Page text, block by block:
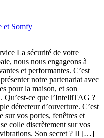
et Somfy
La sécurité de votre
nous nous engageons à
et performantes. C’est
notre partenariat avec
pour la maison, et son
ce que l’IntelliTAG ?
détecteur d’ouverture. C’est
sur vos portes, fenêtres et
colle discrètement sur vos
vibrations. Son secret ? Il […]